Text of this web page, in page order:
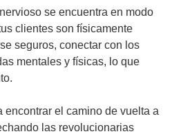
se encuentra en modo
clientes son físicamente
seguros, conectar con los
mentales y físicas, lo que
encontrar el camino de vuelta a
las revolucionarias